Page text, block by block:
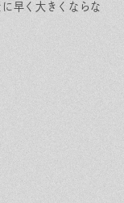
早く大きくならな